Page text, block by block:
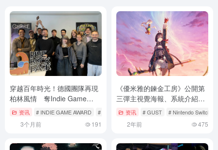
穿越百年時光！德國團隊再現
柏林風情 奪Indie Game
Award 2026最佳劇情
资讯 # INDIE GAME AWARD # pc # PS5
3个月前 191
《優米雅的鍊金工房》公開第
三彈主視覺海報、系統介紹影
片＆新登場角色資訊
资讯 # GUST # Nintendo Switch
2年前 475